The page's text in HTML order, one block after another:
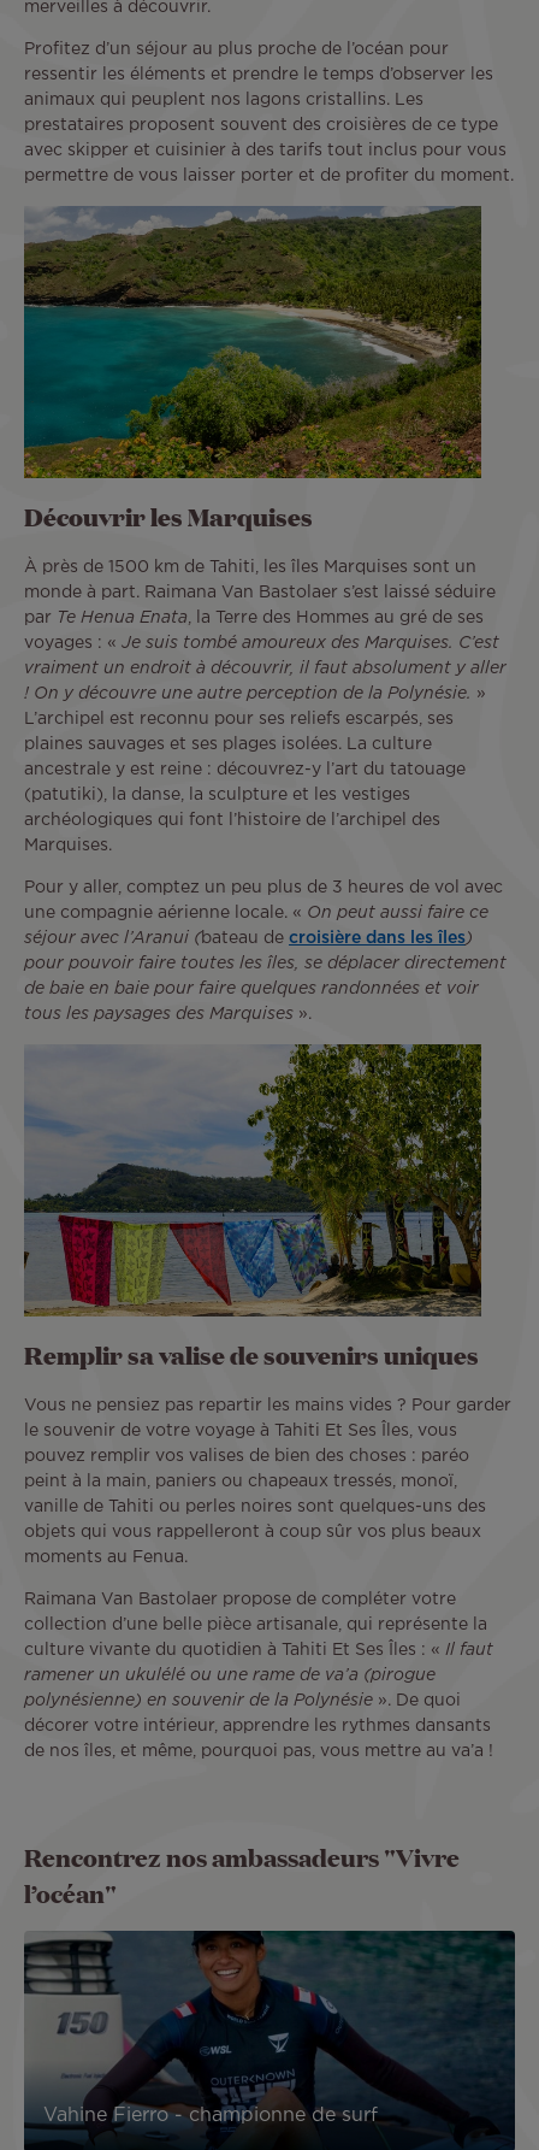
merveilles à découvrir.
Profitez d’un séjour au plus proche de l’océan pour
ressentir les éléments et prendre le temps d’observer les
animaux qui peuplent nos lagons cristallins. Les
prestataires proposent souvent des croisières de ce type
avec skipper et cuisinier à des tarifs tout inclus pour vous
permettre de vous laisser porter et de profiter du moment.
Découvrir les Marquises
À près de 1500 km de Tahiti, les îles Marquises sont un
monde à part. Raimana Van Bastolaer s’est laissé séduire
par
Te Henua Enata , la Terre des Hommes au gré de ses
voyages : « Je suis tombé amoureux des Marquises. C’est
vraiment un endroit à découvrir, il faut absolument y aller
! On y découvre une autre perception de la Polynésie. »
L’archipel est reconnu pour ses reliefs escarpés, ses
plaines sauvages et ses plages isolées. La culture
ancestrale y est reine : découvrez-y l’art du tatouage
(patutiki), la danse, la sculpture et les vestiges
archéologiques qui font l’histoire de l’archipel des
Marquises.
Pour y aller, comptez un peu plus de 3 heures de vol avec
une compagnie aérienne locale. « On peut aussi faire ce
séjour avec l’Aranui (bateau de croisière dans les îles)
pour pouvoir faire toutes les îles, se déplacer directement
de baie en baie pour faire quelques randonnées et voir
tous les paysages des Marquises ».
Remplir sa valise de souvenirs uniques
Vous ne pensiez pas repartir les mains vides ? Pour garder
le souvenir de votre voyage à Tahiti Et Ses Îles, vous
pouvez remplir vos valises de bien des choses : paréo
peint à la main, paniers ou chapeaux tressés, monoï,
vanille de Tahiti ou perles noires sont quelques-uns des
objets qui vous rappelleront à coup sûr vos plus beaux
moments au Fenua.
Raimana Van Bastolaer propose de compléter votre
collection d’une belle pièce artisanale, qui représente la
culture vivante du quotidien à Tahiti Et Ses Îles : « Il faut
ramener un ukulélé ou une rame de va’a (pirogue
polynésienne) en souvenir de la Polynésie ». De quoi
décorer votre intérieur, apprendre les rythmes dansants
de nos îles, et même, pourquoi pas, vous mettre au va’a !
Rencontrez nos ambassadeurs "Vivre
l’océan"
Vahine Fierro - championne de surf